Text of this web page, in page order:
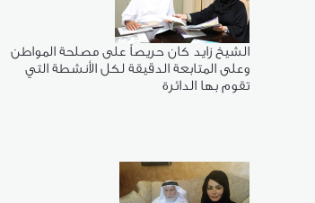
الشيخ زايد كان حريصاً على مصلحة المواطن
وعلى المتابعة الدقيقة لكل الأنشطة التي
تقوم بها الدائرة